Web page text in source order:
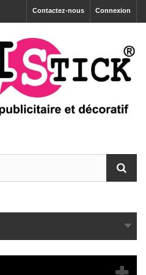
Connexion
Contactez-nous